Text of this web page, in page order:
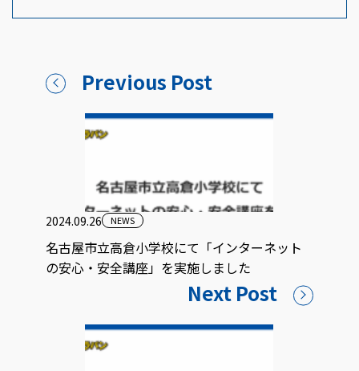
Previous Post
2024.09.26 NEWS
名古屋市立高倉小学校にて「インターネット
の安心・安全講座」を実施しました
Next Post